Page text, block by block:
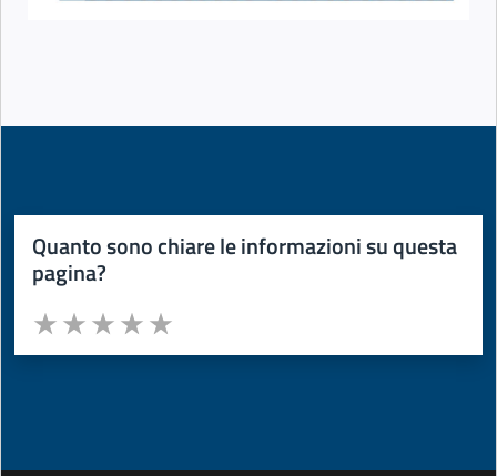
Quanto sono chiare le informazioni su questa
pagina?
Valuta da 1 a 5 stelle la pagina
Valuta 4 stelle su 5
Valuta 3 stelle su 5
Valuta 2 stelle su 5
Valuta 1 stelle su 5